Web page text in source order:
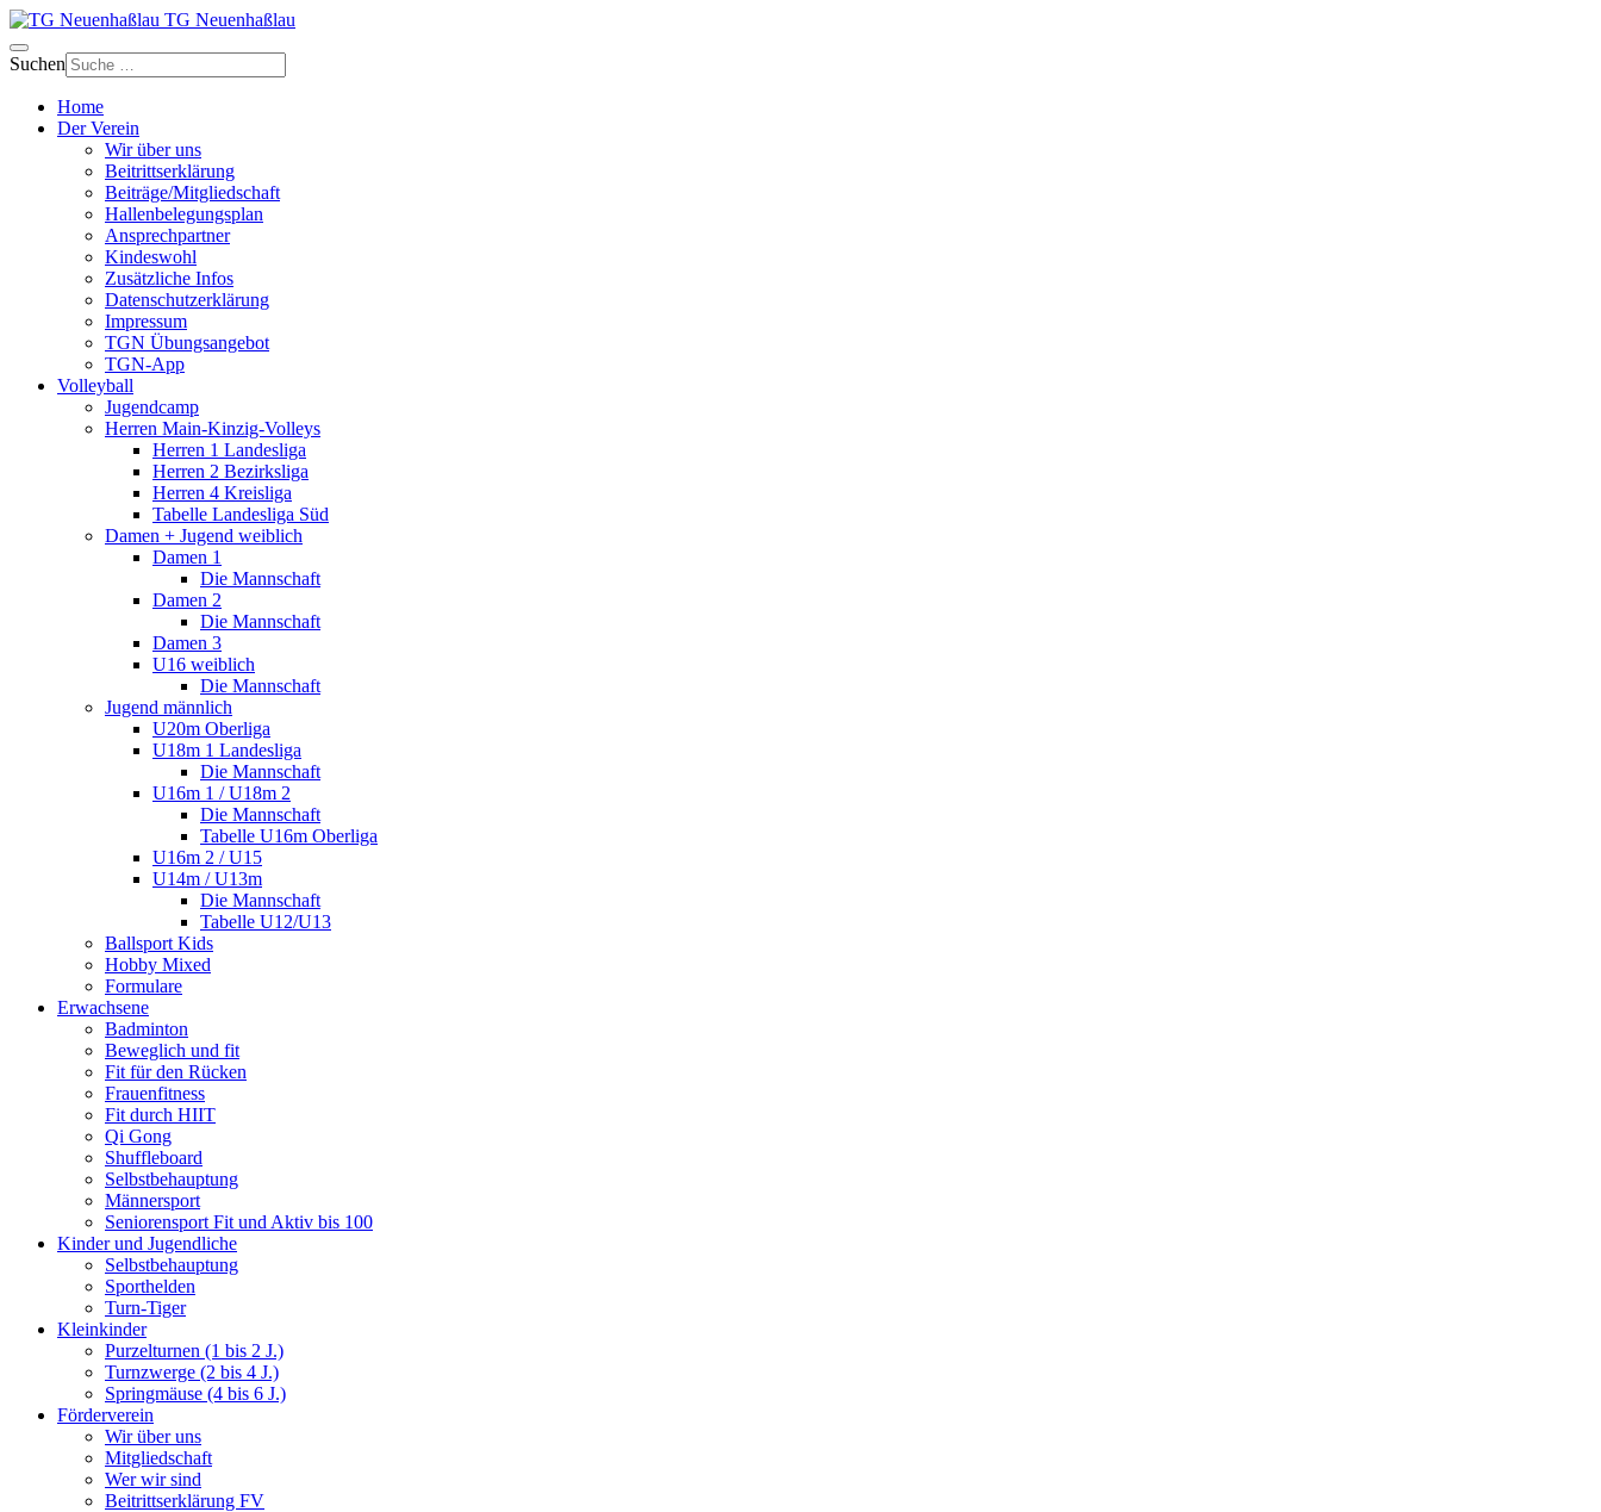
TG Neuenhaßlau
Suchen
Home
Der Verein
Wir über uns
Beitrittserklärung
Beiträge/Mitgliedschaft
Hallenbelegungsplan
Ansprechpartner
Kindeswohl
Zusätzliche Infos
Datenschutzerklärung
Impressum
TGN Übungsangebot
TGN-App
Volleyball
Jugendcamp
Herren Main-Kinzig-Volleys
Herren 1 Landesliga
Herren 2 Bezirksliga
Herren 4 Kreisliga
Tabelle Landesliga Süd
Damen + Jugend weiblich
Damen 1
Die Mannschaft
Damen 2
Die Mannschaft
Damen 3
U16 weiblich
Die Mannschaft
Jugend männlich
U20m Oberliga
U18m 1 Landesliga
Die Mannschaft
U16m 1 / U18m 2
Die Mannschaft
Tabelle U16m Oberliga
U16m 2 / U15
U14m / U13m
Die Mannschaft
Tabelle U12/U13
Ballsport Kids
Hobby Mixed
Formulare
Erwachsene
Badminton
Beweglich und fit
Fit für den Rücken
Frauenfitness
Fit durch HIIT
Qi Gong
Shuffleboard
Selbstbehauptung
Männersport
Seniorensport Fit und Aktiv bis 100
Kinder und Jugendliche
Selbstbehauptung
Sporthelden
Turn-Tiger
Kleinkinder
Purzelturnen (1 bis 2 J.)
Turnzwerge (2 bis 4 J.)
Springmäuse (4 bis 6 J.)
Förderverein
Wir über uns
Mitgliedschaft
Wer wir sind
Beitrittserklärung FV